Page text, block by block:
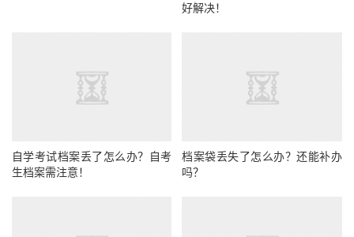
好解决！
自学考试档案丢了怎么办？自考
生档案需注意！
档案袋丢失了怎么办？还能补办
吗？